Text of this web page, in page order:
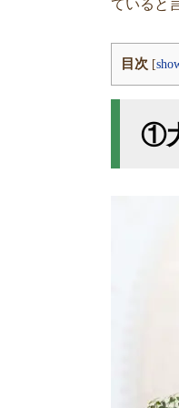
ていると
目次 [
①